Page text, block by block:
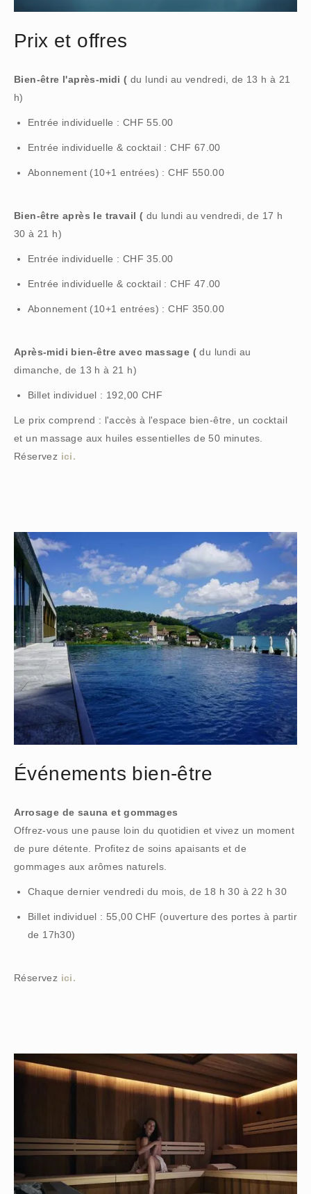
Prix et offres
‍Bien-être l'après-midi ( du lundi au vendredi, de 13 h à 21
h)
Entrée individuelle : CHF 55.00
Entrée individuelle & cocktail : CHF 67.00
Abonnement (10+1 entrées) : CHF 550.00
‍Bien-être après le travail ( du lundi au vendredi, de 17 h
30 à 21 h)
Entrée individuelle : CHF 35.00
Entrée individuelle & cocktail : CHF 47.00
Abonnement (10+1 entrées) : CHF 350.00
Après-midi bien-être avec massage (du lundi au
dimanche, de 13 h à 21 h)
Billet individuel : 192,00 CHF
Le prix comprend : l'accès à l'espace bien-être, un cocktail
et un massage aux huiles essentielles de 50 minutes.
Réservez ici.
Événements bien-être
Arrosage de sauna et gommages
Offrez-vous une pause loin du quotidien et vivez un moment
de pure détente. Profitez de soins apaisants et de
gommages aux arômes naturels.
Chaque dernier vendredi du mois, de 18 h 30 à 22 h 30
Billet individuel : 55,00 CHF (ouverture des portes à partir
de 17h30)
Réservez ici.